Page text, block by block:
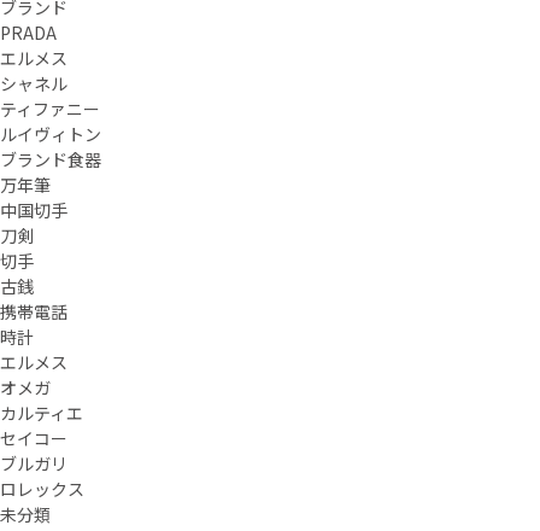
ブランド
PRADA
エルメス
シャネル
ティファニー
ルイヴィトン
ブランド食器
万年筆
中国切手
刀剣
切手
古銭
携帯電話
時計
エルメス
オメガ
カルティエ
セイコー
ブルガリ
ロレックス
未分類